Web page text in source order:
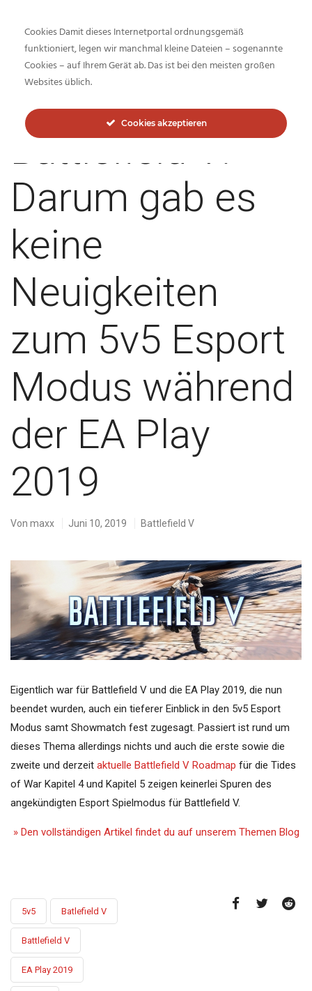
Inside-Network.net
Battlefield V:
Darum gab es
keine
Neuigkeiten
zum 5v5 Esport
Modus während
der EA Play
2019
Von maxx Juni 10, 2019 Battlefield V
Eigentlich war für Battlefield V und die EA Play 2019, die nun
beendet wurden, auch ein tieferer Einblick in den 5v5 Esport
Modus samt Showmatch fest zugesagt. Passiert ist rund um
dieses Thema allerdings nichts und auch die erste sowie die
zweite und derzeit aktuelle Battlefield V Roadmap für die Tides
of War Kapitel 4 und Kapitel 5 zeigen keinerlei Spuren des
angekündigten Esport Spielmodus für Battlefield V.
» Den vollständigen Artikel findet du auf unserem Themen Blog
5v5 Batlefield V
Battlefield V
EA Play 2019
Cookies Damit dieses Internetportal ordnungsgemäß
funktioniert, legen wir manchmal kleine Dateien – sogenannte
Cookies – auf Ihrem Gerät ab. Das ist bei den meisten großen
Websites üblich.
Cookies akzeptieren